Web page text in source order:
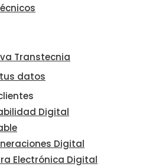
Transtecnia
datos
Digital
Digital
Electrónica Digital